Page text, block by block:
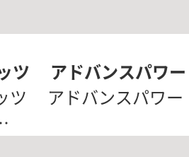
ツ アドバンスパ
ツ アドバンスパワ